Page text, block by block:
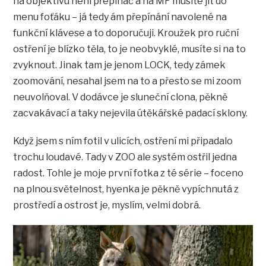
menu foťáku – já tedy ám přepínání navolené na
funkční klávese a to doporučuji. Kroužek pro ruční
ostření je blízko těla, to je neobvyklé, musíte si na to
zvyknout. Jinak tam je jenom LOCK, tedy zámek
zoomování, nesahal jsem na to a přesto se mi zoom
neuvolňoval. V dodávce je sluneční clona, pěkně
zacvakávací a taky nejevila útěkářské padací sklony.
Když jsem s ním fotil v ulicích, ostření mi připadalo
trochu loudavé. Tady v ZOO ale systém ostřil jedna
radost. Tohle je moje první fotka z té série – foceno
na plnou světelnost, hyenka je pěkně vypíchnutá z
prostředí a ostrost je, myslím, velmi dobrá.